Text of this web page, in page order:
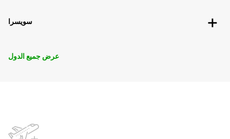
سويسرا
عرض جميع الدول